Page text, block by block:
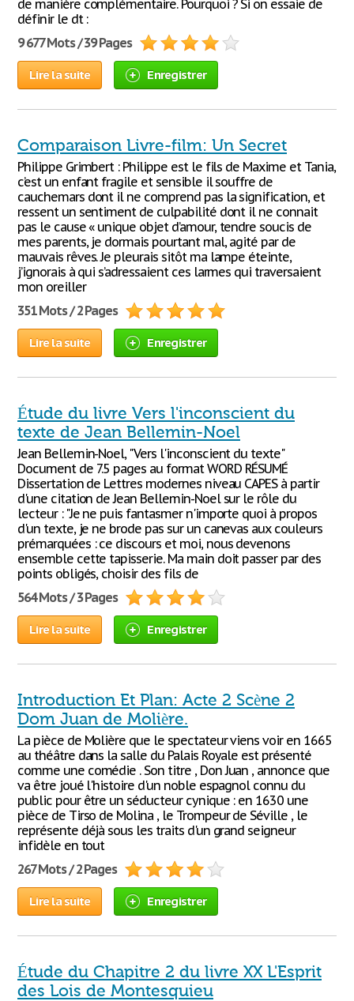
de manière complémentaire. Pourquoi ? Si on essaie de
définir le dt :
9 677 Mots / 39 Pages
Lire la suite Enregistrer
Comparaison Livre-film: Un Secret
Philippe Grimbert : Philippe est le fils de Maxime et Tania,
c’est un enfant fragile et sensible il souffre de
cauchemars dont il ne comprend pas la signification, et
ressent un sentiment de culpabilité dont il ne connait
pas le cause « unique objet d’amour, tendre soucis de
mes parents, je dormais pourtant mal, agité par de
mauvais rêves. Je pleurais sitôt ma lampe éteinte,
j’ignorais à qui s’adressaient ces larmes qui traversaient
mon oreiller
351 Mots / 2 Pages
Lire la suite Enregistrer
Étude du livre Vers l'inconscient du
texte de Jean Bellemin-Noel
Jean Bellemin-Noel, "Vers l'inconscient du texte"
Document de 7.5 pages au format WORD RÉSUMÉ
Dissertation de Lettres modernes niveau CAPES à partir
d'une citation de Jean Bellemin-Noel sur le rôle du
lecteur : "Je ne puis fantasmer n'importe quoi à propos
d'un texte, je ne brode pas sur un canevas aux couleurs
prémarquées : ce discours et moi, nous devenons
ensemble cette tapisserie. Ma main doit passer par des
points obligés, choisir des fils de
564 Mots / 3 Pages
Lire la suite Enregistrer
Introduction Et Plan: Acte 2 Scène 2
Dom Juan de Molière.
La pièce de Molière que le spectateur viens voir en 1665
au théâtre dans la salle du Palais Royale est présenté
comme une comédie . Son titre , Don Juan , annonce que
va être joué l'histoire d'un noble espagnol connu du
public pour être un séducteur cynique : en 1630 une
pièce de Tirso de Molina , le Trompeur de Séville , le
représente déjà sous les traits d'un grand seigneur
infidèle en tout
267 Mots / 2 Pages
Lire la suite Enregistrer
Étude du Chapitre 2 du livre XX L'Esprit
des Lois de Montesquieu